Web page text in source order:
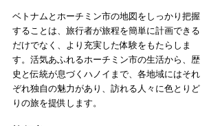
ベトナムとホーチミン市の地図をしっかり把握
することは、旅行者が旅程を簡単に計画できる
だけでなく、より充実した体験をもたらしま
す。活気あふれるホーチミン市の生活から、歴
史と伝統が息づくハノイまで、各地域にはそれ
ぞれ独自の魅力があり、訪れる人々に色とりど
りの旅を提供します。